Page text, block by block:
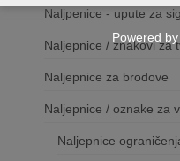
Naljpenice - upute za
Naljepnice / znakovi za
Naljepnice za brodove
Naljepnice / oznake za
Naljepnice
Powered by